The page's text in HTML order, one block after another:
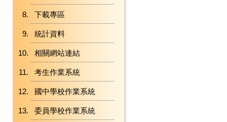
下載專區
統計資料
相關網站連結
考生作業系統
國中學校作業系統
委員學校作業系統